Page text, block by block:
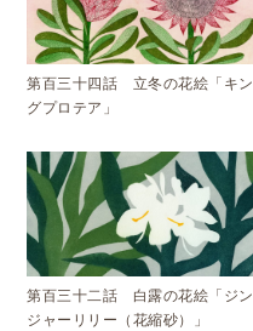
第百三十四話 立冬の花絵「キン
グプロテア」
第百三十二話 白露の花絵「ジン
ジャーリリー（花縮砂）」